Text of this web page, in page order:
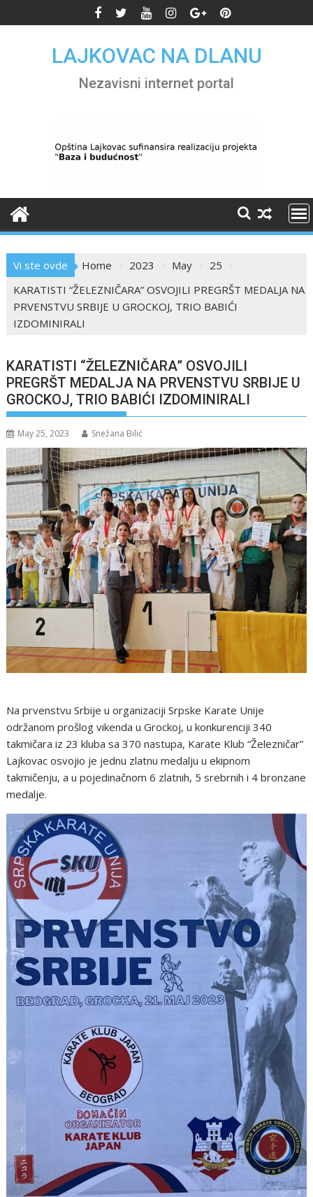
to
LAJKOVAC NA DLANU
Nezavisni internet portal
Vi ste ovde Home 2023 May
25
KARATISTI “ŽELEZNIČARA” OSVOJILI PREGRŠT MEDALJA NA
PRVENSTVU SRBIJE U GROCKOJ, TRIO BABIĆI
IZDOMINIRALI
KARATISTI “ŽELEZNIČARA” OSVOJILI
PREGRŠT MEDALJA NA PRVENSTVU SRBIJE U
GROCKOJ, TRIO BABIĆI IZDOMINIRALI
May 25, 2023 Snežana Bilić
Na prvenstvu Srbije u organizaciji Srpske Karate Unije
održanom prošlog vikenda u Grockoj, u konkurenciji 340
takmičara iz 23 kluba sa 370 nastupa, Karate Klub “Železničar”
Lajkovac osvojio je jednu zlatnu medalju u ekipnom
takmičenju, a u pojedinačnom 6 zlatnih, 5 srebrnih i 4 bronzane
medalje.